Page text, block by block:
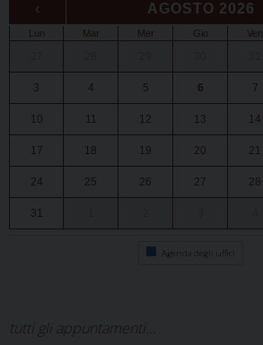
t
a
v
t
i
‹ AGOSTO 2026
Lun Mar Mer Gio Ven
3 4 5 6 7
10 11 12 13 14
17 18 19 20 21
24 25 26 27 28
31
Agenda degli uffici
tutti gli appuntamenti...